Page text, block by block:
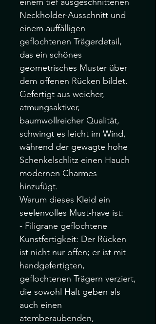
Neckholder-Ausschnitt und
einem auffälligen
geflochtenen Trägerdetail,
das ein schönes
geometrisches Muster über
dem offenen Rücken bildet.
Gefertigt aus weicher,
atmungsaktiver,
baumwollreicher Qualität,
schwingt es leicht im Wind,
während der gewagte hohe
Schenkelschlitz einen Hauch
modernen Charmes
hinzufügt.
Warum dieses Kleid ein
seelenvolles Must-have ist:
- Filigrane geflochtene
Kunstfertigkeit: Der Rücken
ist nicht nur offen; er ist mit
handgefertigten,
geflochtenen Trägern verziert,
die sowohl Halt geben als
auch einen
atemberaubenden,